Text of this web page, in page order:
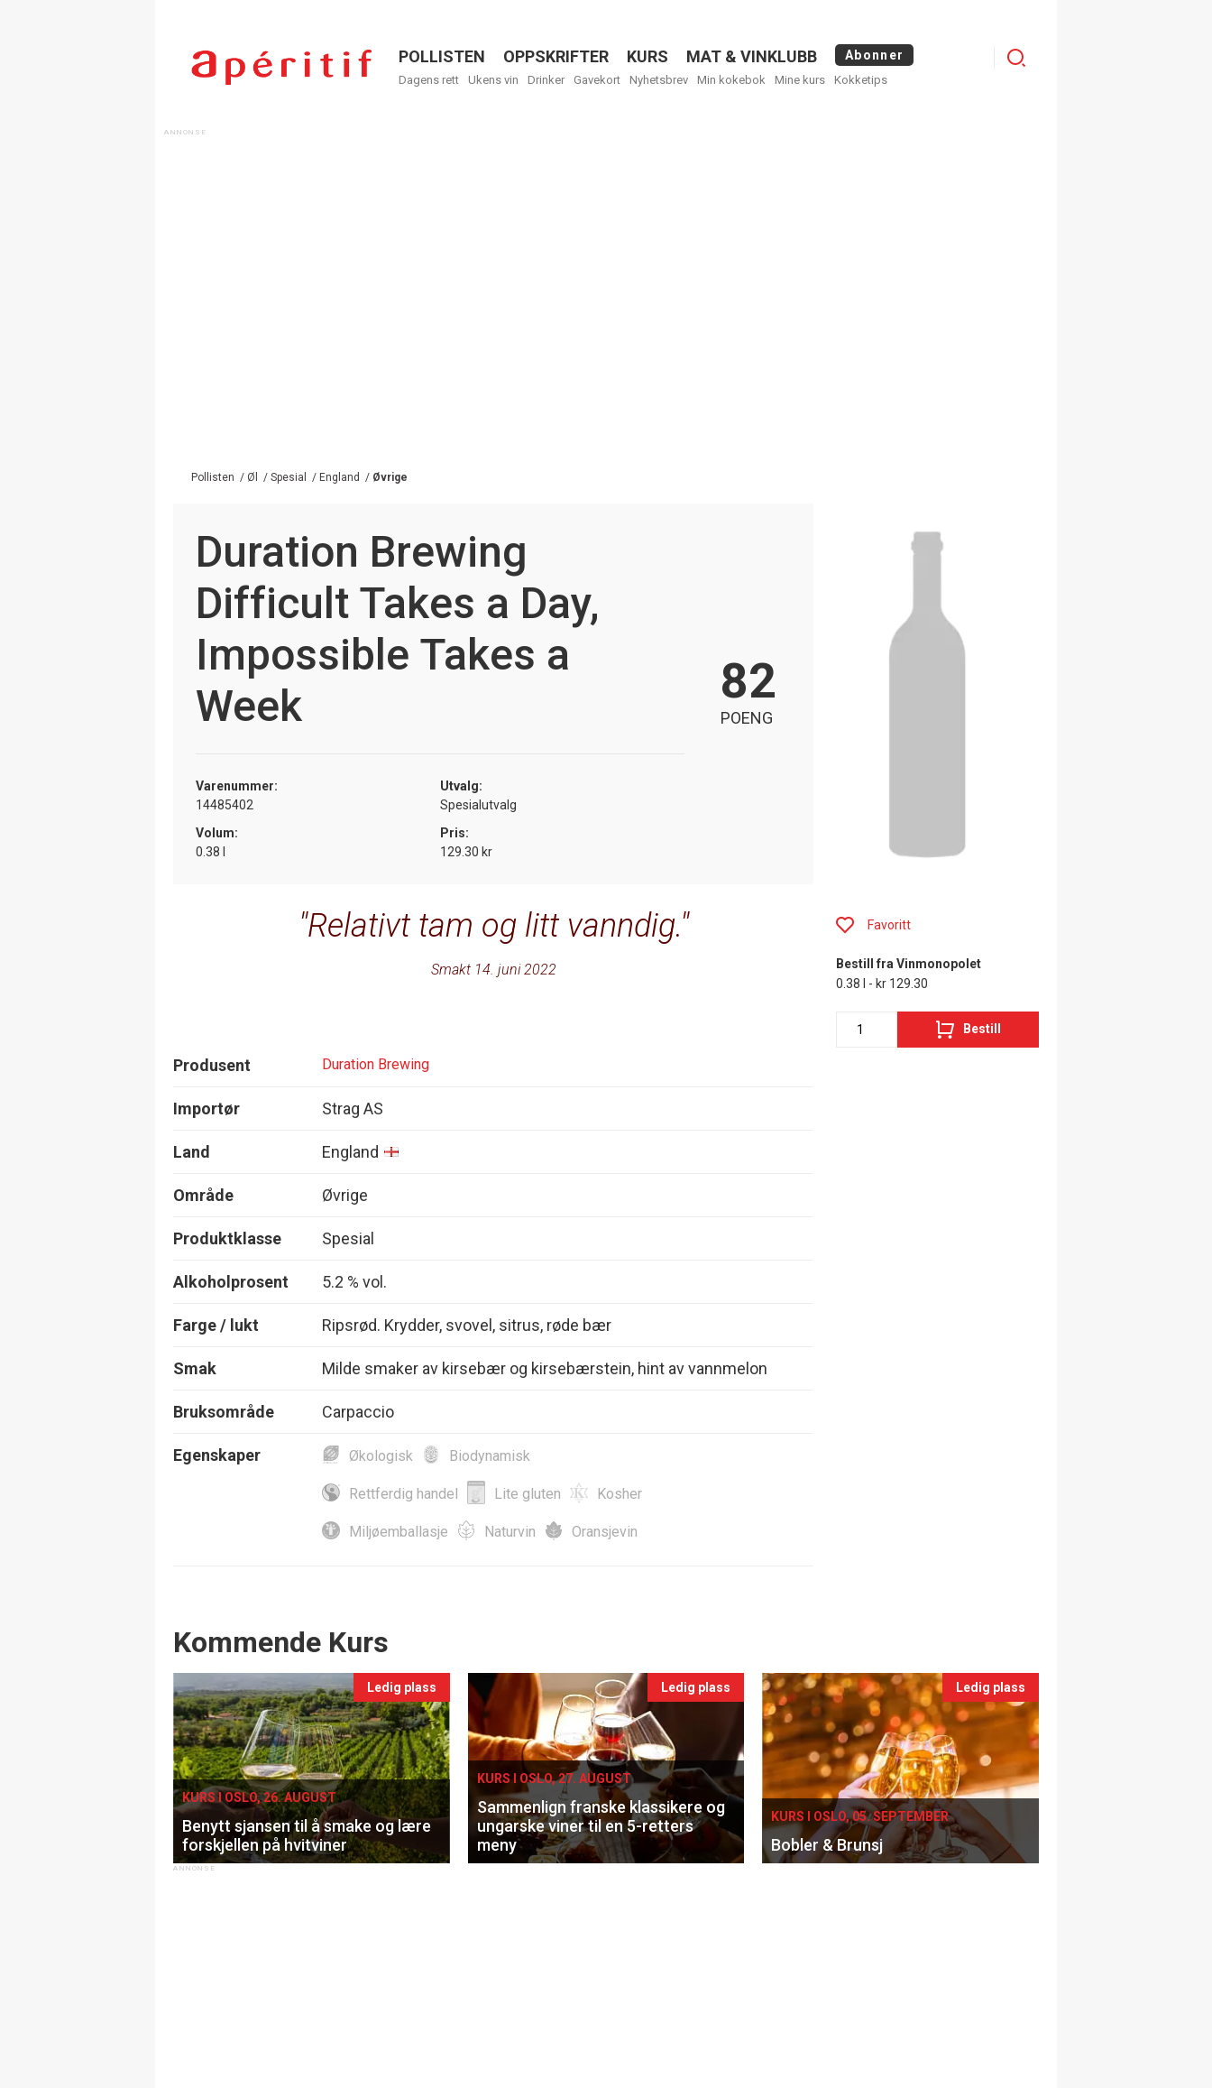
Menu
POLLISTEN OPPSKRIFTER KURS MAT & VINKLUBB Abonner
Dagens rett Ukens vin Drinker Gavekort Nyhetsbrev Min kokebok Mine kurs Kokketips
Menu
Pollisten / Øl / Spesial / England / Øvrige
Duration Brewing
Difficult Takes a Day,
Impossible Takes a
Week
Varenummer:
14485402
Utvalg:
Spesialutvalg
Volum:
0.38 l
Pris:
129.30 kr
82
POENG
Relativt tam og litt vanndig.
Smakt 14. juni 2022
Produsent Duration Brewing
Importør Strag AS
Land England
Område Øvrige
Produktklasse Spesial
Alkoholprosent 5.2 % vol.
Farge / lukt Ripsrød. Krydder, svovel, sitrus, røde bær
Smak Milde smaker av kirsebær og kirsebærstein, hint av vannmelon
Bruksområde Carpaccio
Egenskaper Økologisk Biodynamisk
Rettferdig handel Lite gluten Kosher
Miljøemballasje Naturvin Oransjevin
Favoritt
Bestill fra Vinmonopolet
0.38 l - kr 129.30
Bestill
Events
Kommende Kurs
Ledig plass
KURS I OSLO, 26. AUGUST
Benytt sjansen til å smake og lære
forskjellen på hvitviner
Ledig plass
KURS I OSLO, 27. AUGUST
Sammenlign franske klassikere og
ungarske viner til en 5-retters
meny
Ledig plass
KURS I OSLO, 05. SEPTEMBER
Bobler & Brunsj